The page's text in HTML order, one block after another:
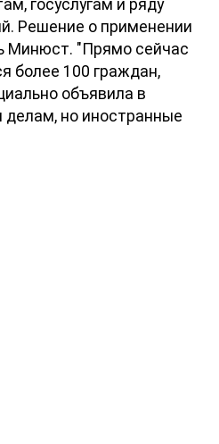
госуслугам и ряду
Решение о применении
Минюст. "Прямо сейчас
более 100 граждан,
объявила в
делам, но иностранные